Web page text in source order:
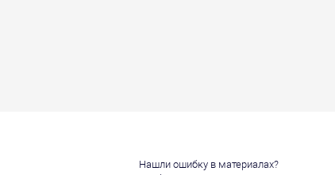
Нашли ошибку в материалах?